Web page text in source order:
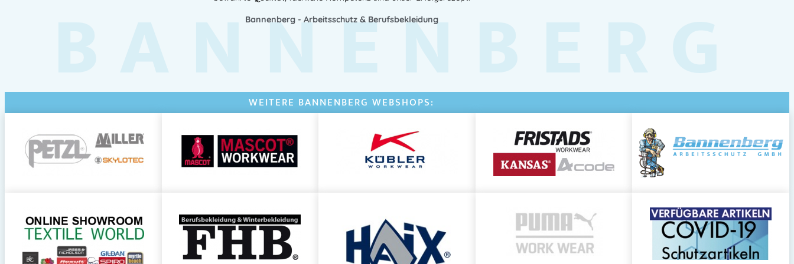
Anwendung:
Regelmäßig nachcremen
täglichen Arbeitsschutz im Freienempfohlen.
Vorteile auf einen Blick:
✔ 5-Sterne-Bewertung im Boots-Rating
✔ Extra wasserfest – ideal für Outdoor-Arbeit
✔ Parfümfrei & für sensible Haut geeignet
Bannenberg - Arbeitsschutz & Berufsbekleidung
BANNENBERG
WEITERE BANNENBERG WEBSHOPS: